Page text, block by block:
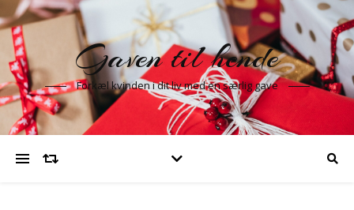
Gaven til hende
Forkæl kvinden i dit liv med en særlig gave